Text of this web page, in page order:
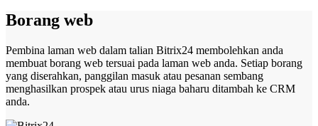
Borang web
Pembina laman web dalam talian Bitrix24 membolehkan anda
membuat borang web tersuai pada laman web anda. Setiap borang
yang diserahkan, panggilan masuk atau pesanan sembang
menghasilkan prospek atau urus niaga baharu ditambah ke CRM
anda.